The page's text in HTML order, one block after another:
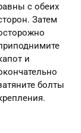
с обеих
Затем
и
болты